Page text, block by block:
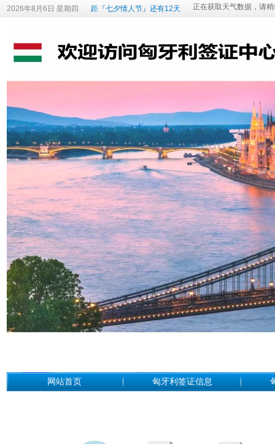
2026年8月6日 星期四 距『七夕情人节』还有12天
网站首页 匈牙利签证信息